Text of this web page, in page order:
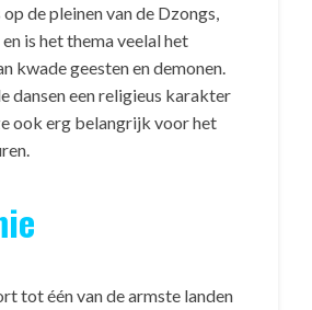
de pleinen van de Dzongs,
is het thema veelal het
kwade geesten en demonen.
dansen een religieus karakter
ook erg belangrijk voor het
tot één van de armste landen